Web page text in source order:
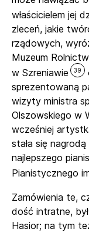
właścicielem jej
zleceń, jakie
rządowych,
Muzeum
w Szreniawie
39
sprezentowaną
wizyty ministra
Olszowskiego w
wcześniej
stała się
najlepszego
Pianistycznego
Zamówienia te,
dość intratne,
Hasior; na tym